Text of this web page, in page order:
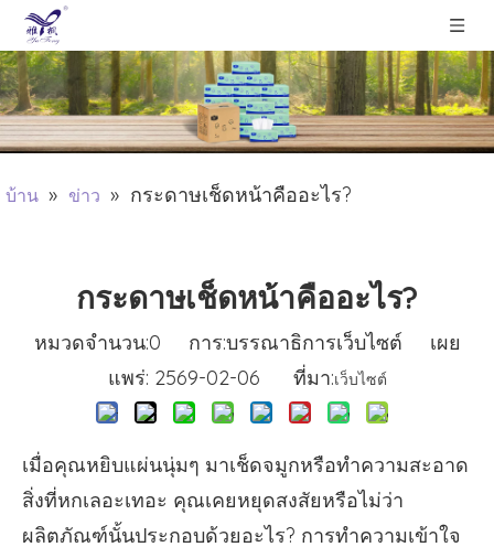
บ้าน » ข่าว » กระดาษเช็ดหน้าคืออะไร?
กระดาษเช็ดหน้าคืออะไร?
หมวดจำนวน:0 การ:บรรณาธิการเว็บไซต์ เผย
แพร่: 2569-02-06 ที่มา:เว็บไซต์
เมื่อคุณหยิบแผ่นนุ่มๆ มาเช็ดจมูกหรือทำความสะอาด
สิ่งที่หกเลอะเทอะ คุณเคยหยุดสงสัยหรือไม่ว่า
ผลิตภัณฑ์นั้นประกอบด้วยอะไร? การทำความเข้าใจ